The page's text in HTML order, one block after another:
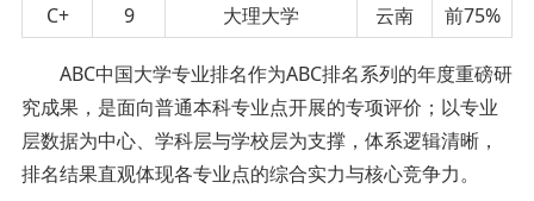
C+
9 大理大学 云南 前75%
ABC中国大学专业排名作为ABC排名系列的年度重磅研
究成果，是面向普通本科专业点开展的专项评价； 以专业
层数据为中心、学科层与学校层为支撑，体系逻辑清晰，
排名结果直观体现各专业点的综合实力与核心竞争力。